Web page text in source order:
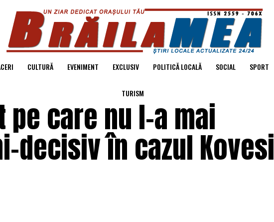
CULTURĂ EVENIMENT EXCLUSIV POLITICĂ LOCALĂ SOCIAL SPORT
TURISM
pe care nu l-a mai
în cazul Kovesi |